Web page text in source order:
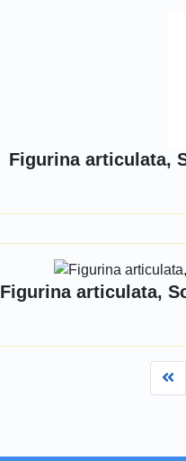
Figurina articulata,
Figurina articulata,